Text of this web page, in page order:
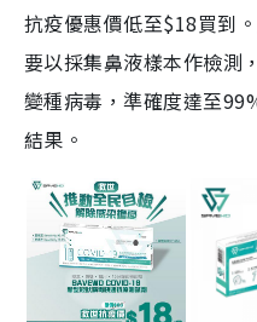
抗疫優惠價低至$18買到
要以採集鼻液樣本作檢
變種病毒，準確度達至
結果。